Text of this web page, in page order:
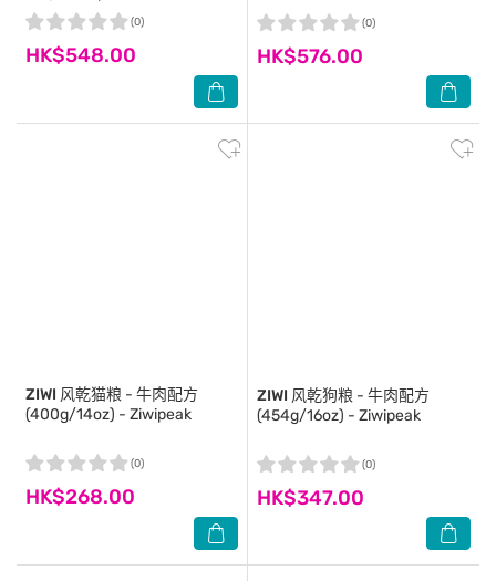
HK$548.00
(0)
HK$576.00
(0)
ZIWI 风乾猫粮 - 牛肉配方
(400g/14oz) - Ziwipeak
HK$268.00
(0)
ZIWI 风乾狗粮 - 牛肉配方
(454g/16oz) - Ziwipeak
HK$347.00
(0)